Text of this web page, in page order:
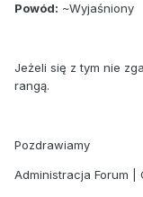
Powód: ~Wyjaśniony
Jeżeli się z tym nie
rangą.
Pozdrawiamy
Administracja Forum |